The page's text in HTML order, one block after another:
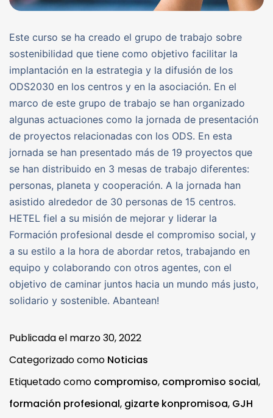
Este curso se ha creado el grupo de trabajo sobre
sostenibilidad que tiene como objetivo facilitar la
implantación en la estrategia y la difusión de los
ODS2030 en los centros y en la asociación. En el
marco de este grupo de trabajo se han organizado
algunas actuaciones como la jornada de presentación
de proyectos relacionadas con los ODS. En esta
jornada se han presentado más de 19 proyectos que
se han distribuido en 3 mesas de trabajo diferentes:
personas, planeta y cooperación. A la jornada han
asistido alrededor de 30 personas de 15 centros.
HETEL fiel a su misión de mejorar y liderar la
Formación profesional desde el compromiso social, y
a su estilo a la hora de abordar retos, trabajando en
equipo y colaborando con otros agentes, con el
objetivo de caminar juntos hacia un mundo más justo,
solidario y sostenible. Abantean!
Publicada el marzo 30, 2022
Categorizado como Noticias
Etiquetado como compromiso, compromiso social,
formación profesional, gizarte konpromisoa, GJH